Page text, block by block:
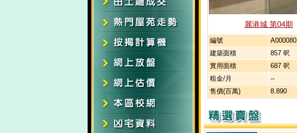
麗港城 第04期
編號
A000080
建築面積
857 呎
實用面積
687 呎
租金/月
--
售價(百萬)
8.890